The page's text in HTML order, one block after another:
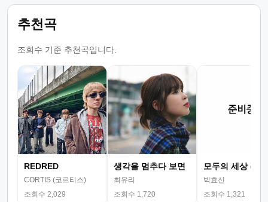
추천곡
조회수 기준 추천곡입니다.
REDRED
CORTIS (코르티스)
조회수 2,029
생각을 멈추다 보면
최유리
조회수 1,720
모두의 세상 (뮤
박효신
조회수 1,321